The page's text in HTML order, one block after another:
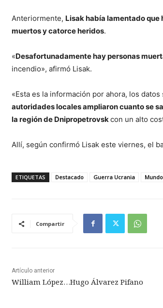
Anteriormente, Lisak había lamentado
muertos y catorce heridos.
«Desafortunadamente hay personas
incendio», afirmó Lisak.
«Esta es la información por ahora, los
autoridades locales ampliaron cuanto se
la región de Dnipropetrovskcon un alto
Allí, según confirmó Lisak este viernes, el
ETIQUETAS Destacado Guerra Ucrania Mundo
Compartir
Artículo anterior
William López…Hugo Álvarez Pifano